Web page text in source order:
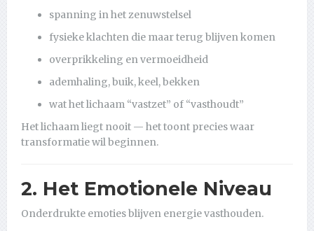
spanning in het zenuwstelsel
fysieke klachten die maar terug blijven komen
overprikkeling en vermoeidheid
ademhaling, buik, keel, bekken
wat het lichaam “vastzet” of “vasthoudt”
Het lichaam liegt nooit — het toont precies waar
transformatie wil beginnen.
2. Het Emotionele Niveau
Onderdrukte emoties blijven energie vasthouden.